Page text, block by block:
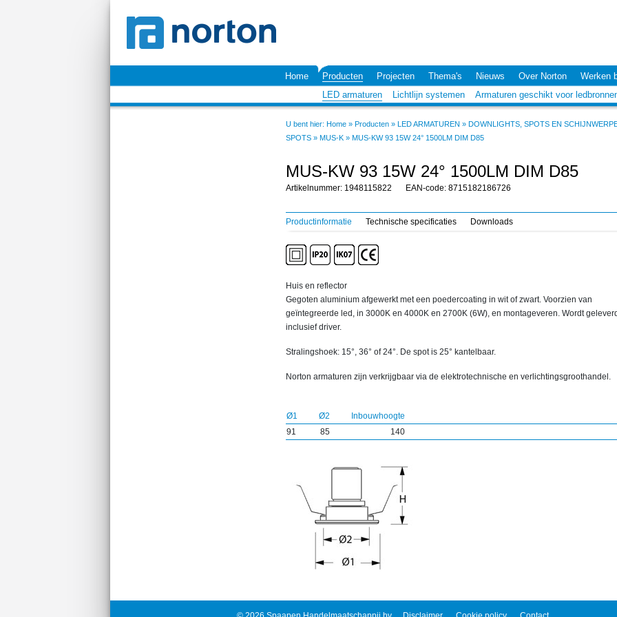
Home Producten Projecten Thema's Nieuws Over Norton
Werken
LED armaturen
Lichtlijn systemen Armaturen geschikt voor
U bent hier: Home » Producten » LED ARMATUREN » DOWNLIGHTS, SPOTS EN
SPOTS » MUS-K » MUS-KW 93 15W 24° 1500LM DIM D85
MUS-KW 93 15W 24° 1500LM DIM D85
Artikelnummer: 1948115822 EAN-code: 8715182186726
Productinformatie Technische specificaties Downloads
Huis en reflector
Gegoten aluminium afgewerkt met een poedercoating in wit of zwart. Voorzien van
geïntegreerde led, in 3000K en 4000K en 2700K (6W), en montageveren. Wordt
inclusief driver.
Stralingshoek: 15°, 36° of 24°. De spot is 25° kantelbaar.
Norton armaturen zijn verkrijgbaar via de elektrotechnische en verlichtingsgroothandel.
Ø1 Ø2
Inbouwhoogte
91
85 140